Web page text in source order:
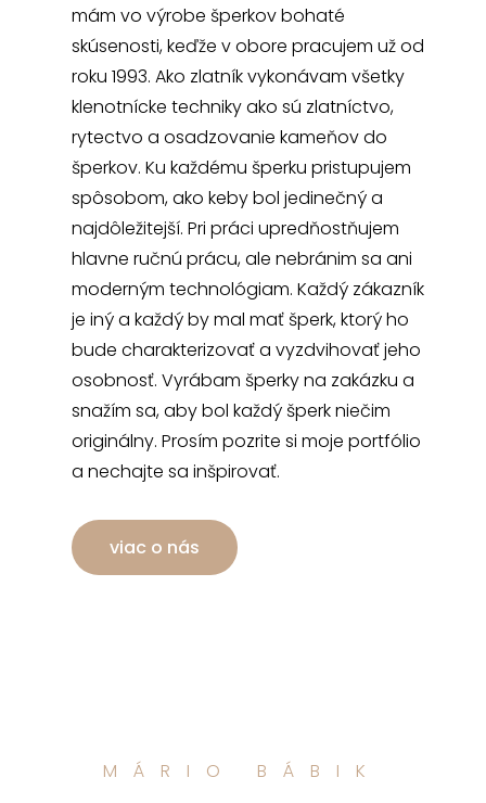
mám vo výrobe šperkov bohaté
skúsenosti, keďže v obore pracujem už od
roku 1993. Ako zlatník vykonávam všetky
klenotnícke techniky ako sú zlatníctvo,
rytectvo a osadzovanie kameňov do
šperkov. Ku každému šperku pristupujem
spôsobom, ako keby bol jedinečný a
najdôležitejší. Pri práci upredňostňujem
hlavne ručnú prácu, ale nebránim sa ani
moderným technológiam. Každý zákazník
je iný a každý by mal mať šperk, ktorý ho
bude charakterizovať a vyzdvihovať jeho
osobnosť. Vyrábam šperky na zakázku a
snažím sa, aby bol každý šperk niečim
originálny. Prosím pozrite si moje portfólio
a nechajte sa inšpirovať.
viac o nás
MÁRIO BÁBIK